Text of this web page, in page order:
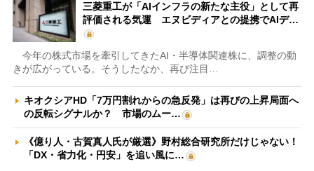
三菱重工が「AIインフラの新たな主役」として再
評価される気運 エヌビディアとの提携でAIデ…
今年の株式市場を牽引してきたAI・半導体関連株に、調整の動
きが広がっている。そうしたなか、再び注目…
キオクシアHD「7万円割れからの急反発」は再びの上昇局面へ
の反転シグナルか？ 市場のムー…
《億り人・古賀真人氏が厳選》野村総合研究所だけじゃない！
「DX・省力化・円安」を追い風に…